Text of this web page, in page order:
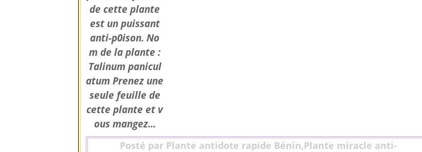
de cette plante
est un puissant
anti-p0ison. No
m de la plante :
Talinum panicul
atum Prenez une
seule feuille de
cette plante et v
ous mangez...
Posté par Plante antidote rapide Bénin,Plante miracle anti-